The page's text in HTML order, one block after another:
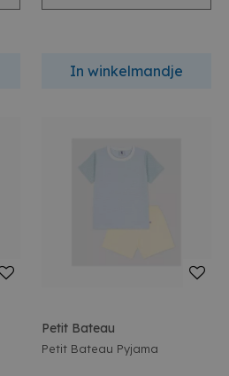
In winkelmandje
Petit Bateau
Petit Bateau Pyjama